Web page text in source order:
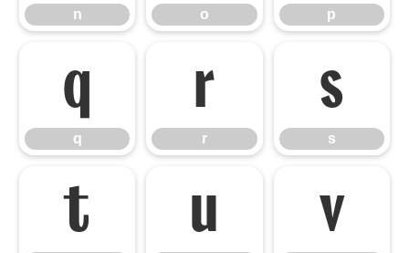
n o p
q
q
r
r
s
s
t u v